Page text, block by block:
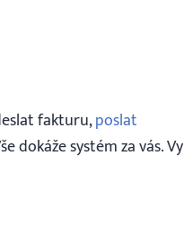
fakturu,poslat
dokáže systém za vás. Vy